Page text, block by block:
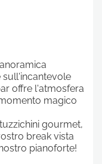
sull'incantevole
offre l'atmosfera
magico
gourmet,
break vista
pianoforte!